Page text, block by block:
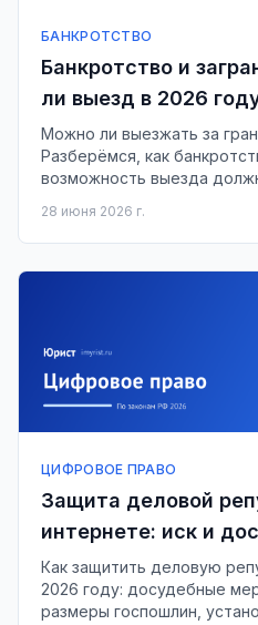
БАНКРОТСТВО
Банкротство и
ли выезд в 2026
Можно ли выезжать за
Разберёмся, как
возможность выезда
28 июня 2026 г.
ЦИФРОВОЕ ПРАВО
Защита деловой
интернете: иск и
Как защитить деловую
2026 году: досудебные
размеры госпошлин,